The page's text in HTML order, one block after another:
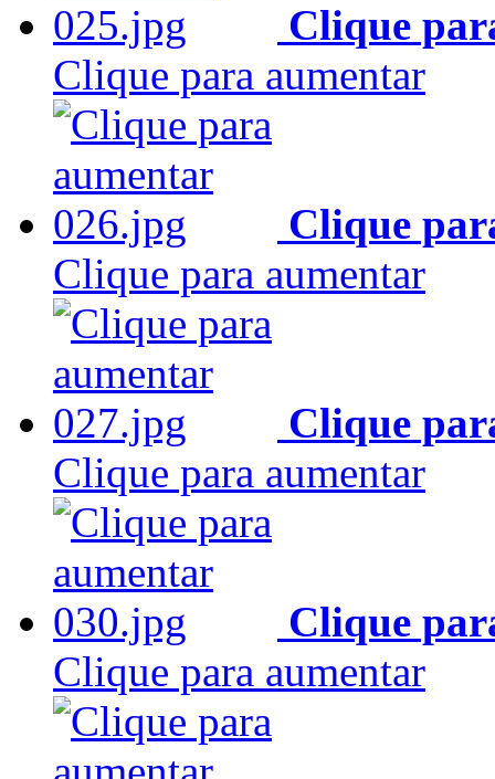
Clique
Clique para aumentar
Clique
Clique para aumentar
Clique
Clique para aumentar
Clique
Clique para aumentar